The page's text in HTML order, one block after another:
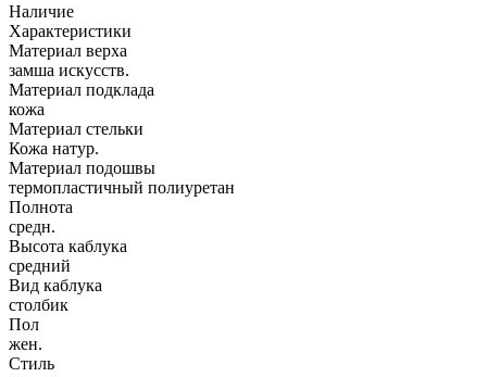
Наличие
Характеристики
Материал верха
замша искусств.
Материал подклада
кожа
Материал стельки
Кожа натур.
Материал подошвы
термопластичный полиуретан
Полнота
средн.
Высота каблука
средний
Вид каблука
столбик
Пол
жен.
Стиль